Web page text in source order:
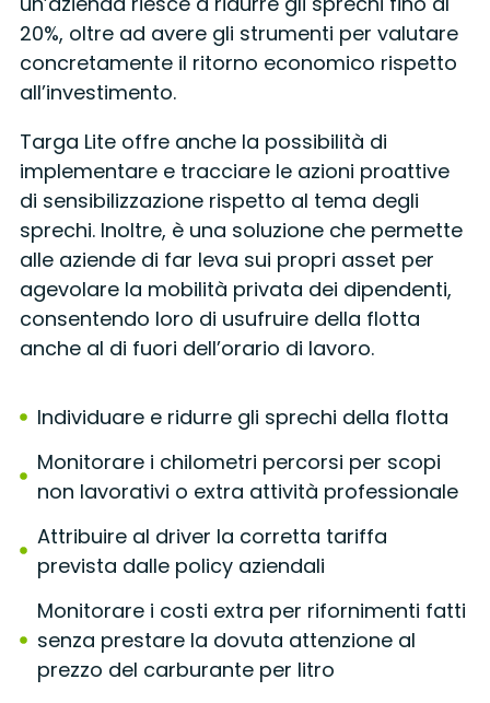
20%, oltre ad avere gli strumenti per valutare
concretamente il ritorno economico rispetto
all’investimento.
Targa Lite offre anche la possibilità di
implementare e tracciare le azioni proattive
di sensibilizzazione rispetto al tema degli
sprechi. Inoltre, è una soluzione che permette
alle aziende di far leva sui propri asset per
agevolare la mobilità privata dei dipendenti,
consentendo loro di usufruire della flotta
anche al di fuori dell’orario di lavoro.
Individuare e ridurre gli sprechi della flotta
Monitorare i chilometri percorsi per scopi
non lavorativi o extra attività professionale
Attribuire al driver la corretta tariffa
prevista dalle policy aziendali
Monitorare i costi extra per rifornimenti fatti
senza prestare la dovuta attenzione al
prezzo del carburante per litro